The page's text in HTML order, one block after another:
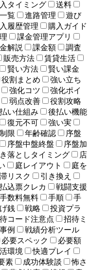
タイミング
送料
覧 進路管理
遊び
履歴管理
購入ガイド
課金管理アプリ
解説 課金額
調査
販売方法
賃貸生活
賢い方法
賢い課金
役割まとめ
強い立ち
強化コツ
強化ポイ
弱点改善
役割攻略
い仕組み
後払い機能
復元不可
強い実
限 年齢確認
序盤
序盤中盤終盤
序盤加
落としタイミング
店
庭レイアウト
庭を
リスク
引き換え
払込票クレカ
戦闘支援
手数料無料 手順
手
銭 戦略
投資プラ
コード注意点
招待ミ
例
戦績分析ツール
必要スペック
必要額
環境
快適プレイ
素 成功体験談
怖さ